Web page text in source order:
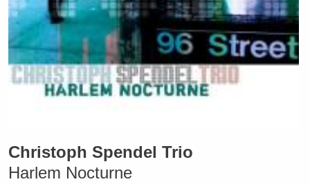
Christoph Spendel Trio
Harlem Nocturne